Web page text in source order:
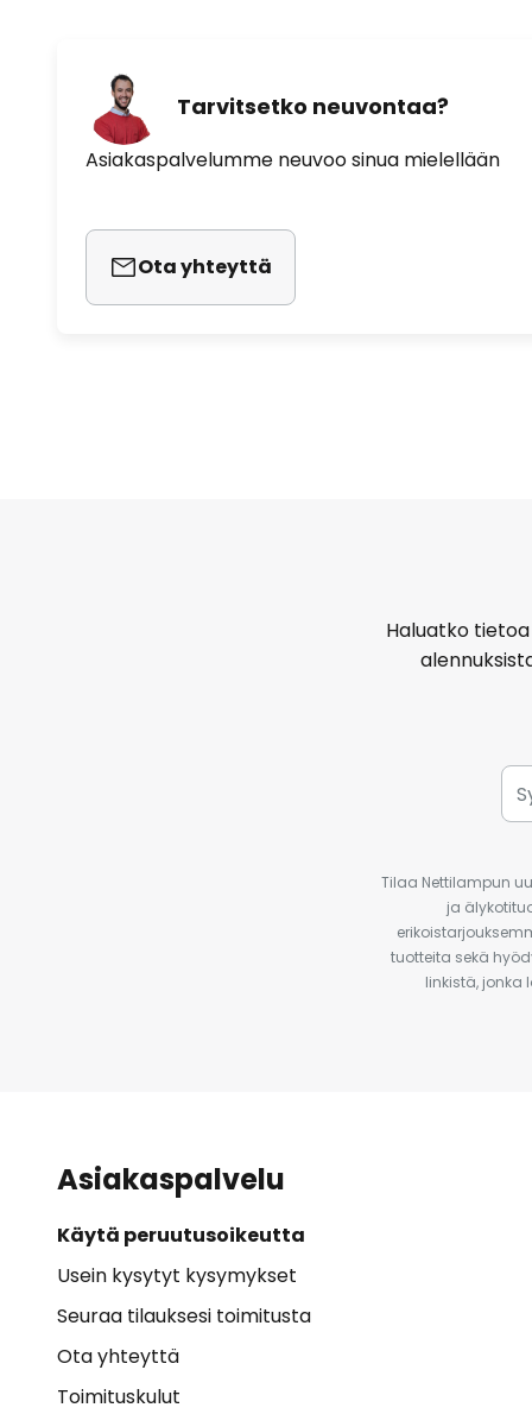
Tarvitsetko neuvontaa?
Asiakaspalvelumme neuvoo sinua mielellään
Ota yhteyttä
Haluatko
Tilaa Nettilampun
ja
tuotteita sekä
linkistä, jonka
Asiakaspalvelu
Käytä peruutusoikeutta
Usein kysytyt kysymykset
Seuraa tilauksesi toimitusta
Ota yhteyttä
Toimituskulut